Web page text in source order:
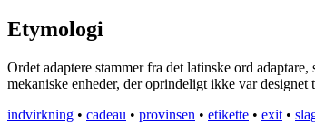
Etymologi
Ordet adaptere stammer fra det latinske ord
mekaniske enheder, der oprindeligt ikke var
indvirkning • cadeau • provinsen • etikette • exit •